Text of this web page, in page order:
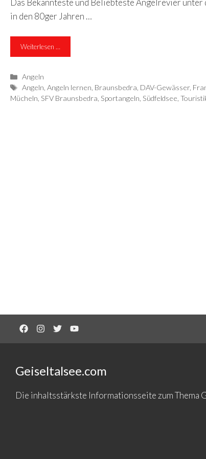
Das Bekannteste und Beliebteste Angelrevier
in den 80ger Jahren …
Weiterlesen …
Kategorien
Angeln
Schlagwörter
Angeln ,Angeln lernen Braunsbedra DAV-Gewässer,
Mücheln SFV Braunsbedra Sportangeln Südfeldsee
Geiseltalsee.com
Die inhaltsstärkste Informationsseite zum Thema